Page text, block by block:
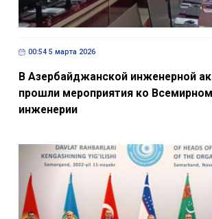
00:54 5 марта 2026
В Азербайджанской инженерной
прошли мероприятия ко
инженерии